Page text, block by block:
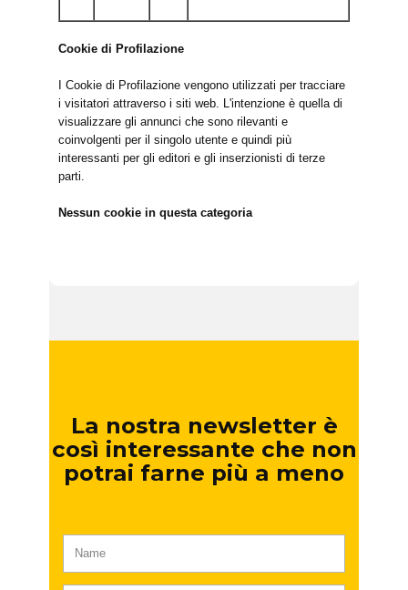
Cookie di Profilazione
I Cookie di Profilazione vengono utilizzati per tracciare
i visitatori attraverso i siti web. L'intenzione è quella di
visualizzare gli annunci che sono rilevanti e
coinvolgenti per il singolo utente e quindi più
interessanti per gli editori e gli inserzionisti di terze
parti.
Nessun cookie in questa categoria
La nostra newsletter è
così interessante che non
potrai farne più a meno